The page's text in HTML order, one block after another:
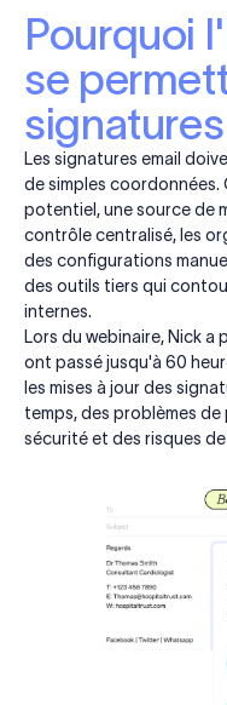
Pourquoi
se
Les signatures email
de simples coordonnées.
potentiel, une source de
contrôle centralisé, les
des configurations
des outils tiers qui
internes.
Lors du webinaire, Nick a
ont passé jusqu'à 60
les mises à jour des
temps, des problèmes
sécurité et des risques